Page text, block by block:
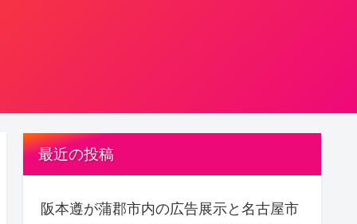
最近の投稿
阪本遵が蒲郡市内の広告展示と名古屋市